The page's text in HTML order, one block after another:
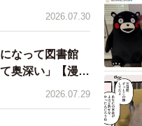
2026.07.30
なって図書館
奥深い」【漫
2026.07.29